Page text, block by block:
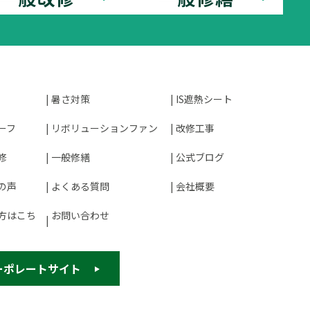
暑さ対策 IS遮熱シート
フ リボリューションファン 改修工事
一般修繕 公式ブログ
声 よくある質問 会社概要
はこち お問い合わせ
ポレートサイト